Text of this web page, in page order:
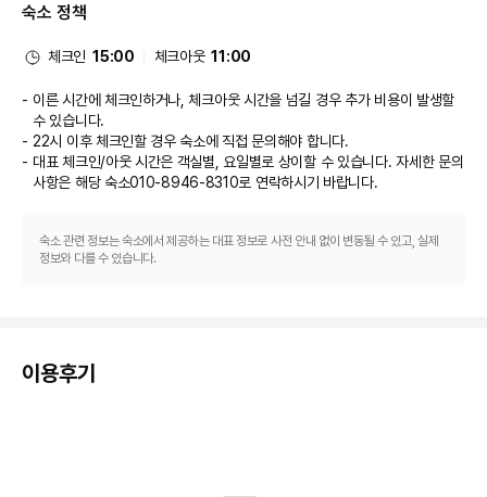
숙소 정책
체크인 15:00 체크아웃 11:00
이른 시간에 체크인하거나, 체크아웃 시간을 넘길 경우 추가 비용이 발생할
수 있습니다.
22시 이후 체크인할 경우 숙소에 직접 문의해야 합니다.
대표 체크인/아웃 시간은 객실별, 요일별로 상이할 수 있습니다. 자세한 문의
사항은 해당 숙소010-8946-8310로 연락하시기 바랍니다.
숙소 관련 정보는 숙소에서 제공하는 대표 정보로 사전 안내 없이 변동될 수 있고, 실제
정보와 다를 수 있습니다.
이용후기